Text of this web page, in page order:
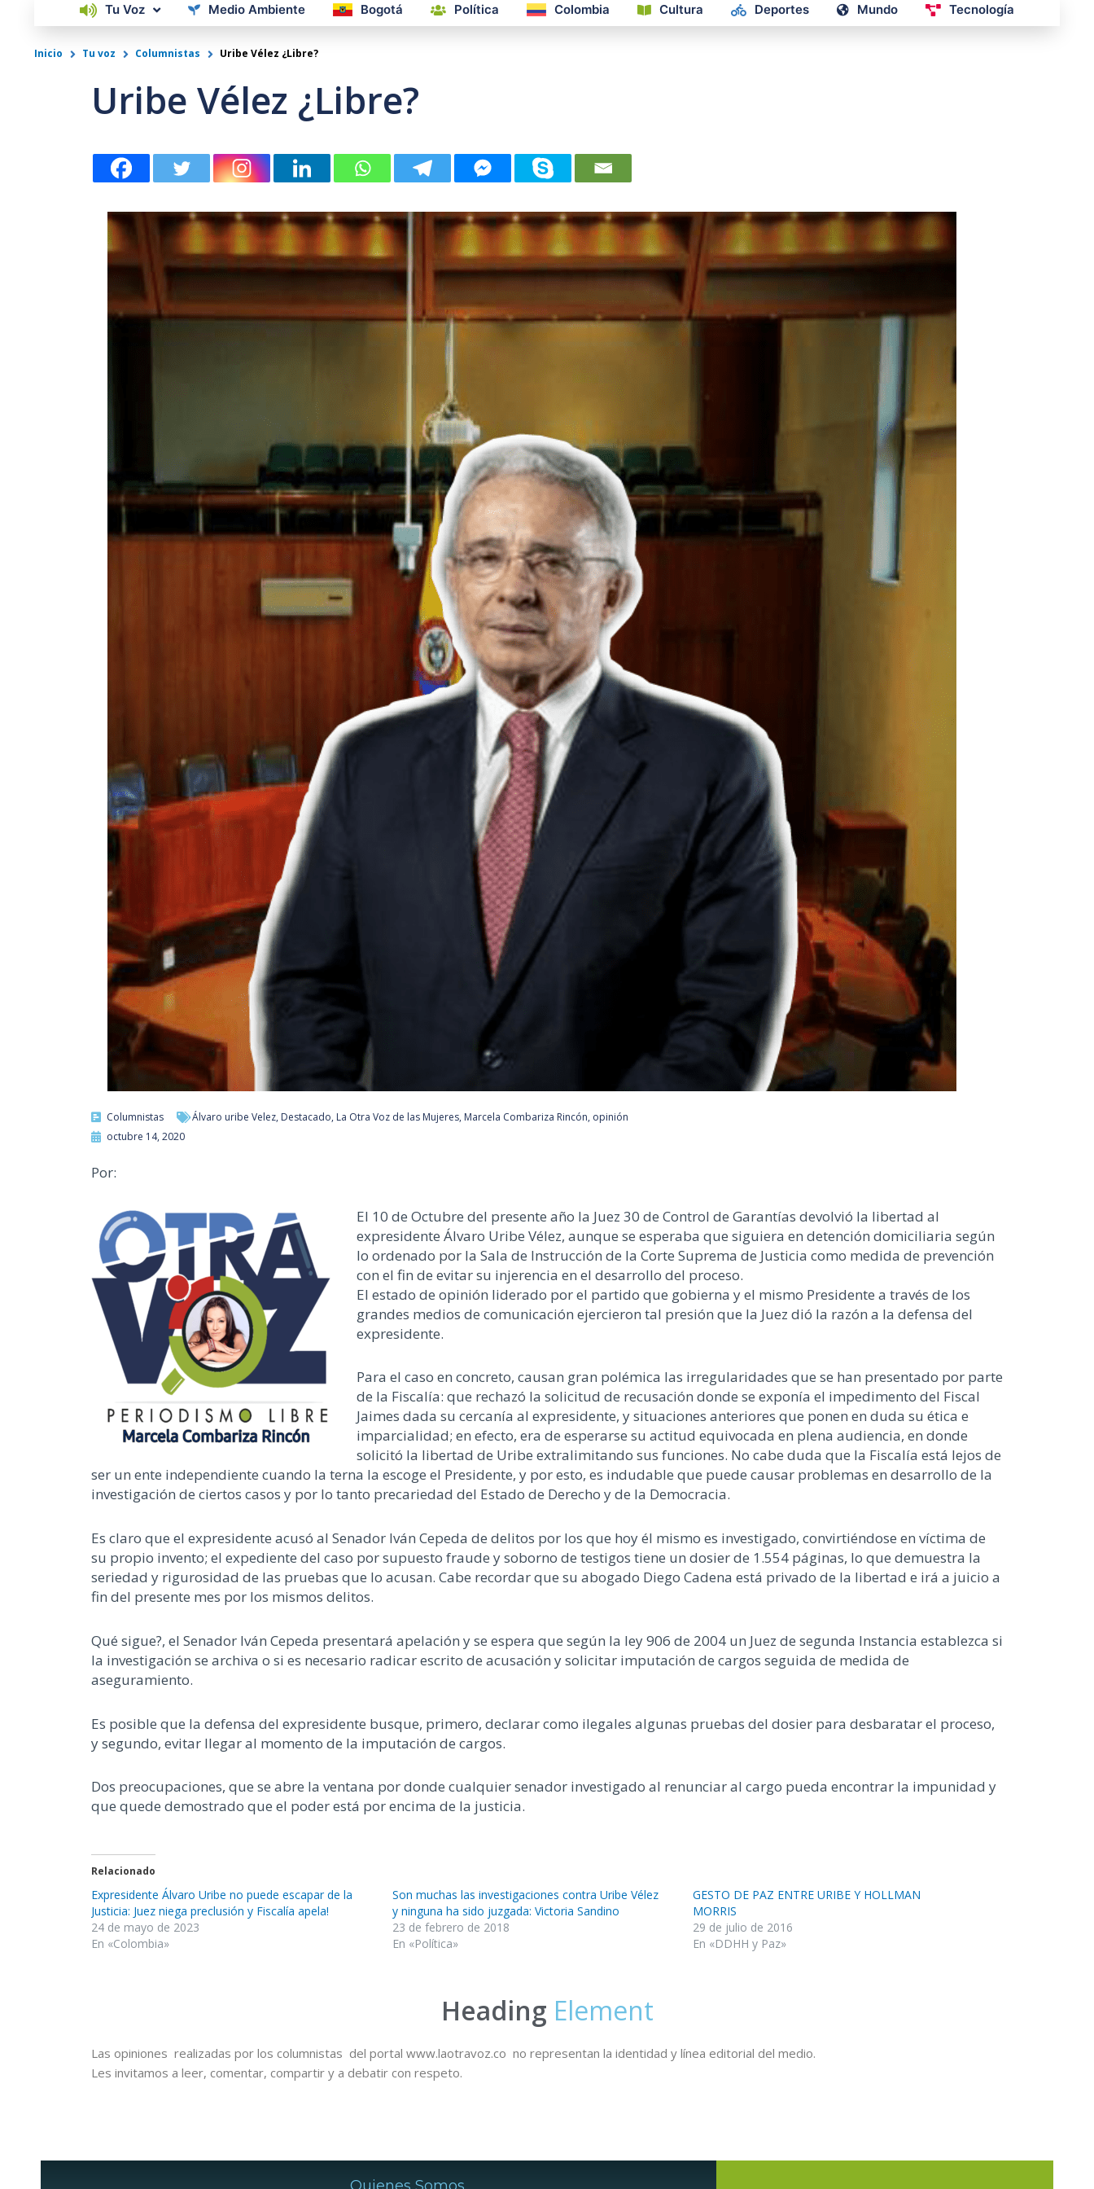
Tu Voz Medio Ambiente Bogotá Política Colombia Cultura Deportes Mundo Tecnología
Inicio Tu voz Columnistas Uribe Vélez ¿Libre?
Uribe Vélez ¿Libre?
Columnistas Álvaro uribe Velez, Destacado, La Otra Voz de las Mujeres, Marcela Combariza Rincón, opinión
octubre 14, 2020
Por:
El 10 de Octubre del presente año la Juez 30 de Control de Garantías devolvió la libertad al
expresidente Álvaro Uribe Vélez, aunque se esperaba que siguiera en detención domiciliaria según
lo ordenado por la Sala de Instrucción de la Corte Suprema de Justicia como medida de prevención
con el fin de evitar su injerencia en el desarrollo del proceso.
El estado de opinión liderado por el partido que gobierna y el mismo Presidente a través de los
grandes medios de comunicación ejercieron tal presión que la Juez dió la razón a la defensa del
expresidente.
Para el caso en concreto, causan gran polémica las irregularidades que se han presentado por parte
de la Fiscalía: que rechazó la solicitud de recusación donde se exponía el impedimento del Fiscal
Jaimes dada su cercanía al expresidente, y situaciones anteriores que ponen en duda su ética e
imparcialidad; en efecto, era de esperarse su actitud equivocada en plena audiencia, en donde
solicitó la libertad de Uribe extralimitando sus funciones. No cabe duda que la Fiscalía está lejos de
ser un ente independiente cuando la terna la escoge el Presidente, y por esto, es indudable que puede causar problemas en desarrollo de la
investigación de ciertos casos y por lo tanto precariedad del Estado de Derecho y de la Democracia.
Es claro que el expresidente acusó al Senador Iván Cepeda de delitos por los que hoy él mismo es investigado, convirtiéndose en víctima de
su propio invento; el expediente del caso por supuesto fraude y soborno de testigos tiene un dosier de 1.554 páginas, lo que demuestra la
seriedad y rigurosidad de las pruebas que lo acusan. Cabe recordar que su abogado Diego Cadena está privado de la libertad e irá a juicio a
fin del presente mes por los mismos delitos.
Qué sigue?, el Senador Iván Cepeda presentará apelación y se espera que según la ley 906 de 2004 un Juez de segunda Instancia establezca si
la investigación se archiva o si es necesario radicar escrito de acusación y solicitar imputación de cargos seguida de medida de
aseguramiento.
Es posible que la defensa del expresidente busque, primero, declarar como ilegales algunas pruebas del dosier para desbaratar el proceso,
y segundo, evitar llegar al momento de la imputación de cargos.
Dos preocupaciones, que se abre la ventana por donde cualquier senador investigado al renunciar al cargo pueda encontrar la impunidad y
que quede demostrado que el poder está por encima de la justicia.
Relacionado
Expresidente Álvaro Uribe no puede escapar de la
Justicia: Juez niega preclusión y Fiscalía apela!
24 de mayo de 2023
En «Colombia»
Son muchas las investigaciones contra Uribe Vélez
y ninguna ha sido juzgada: Victoria Sandino
23 de febrero de 2018
En «Política»
GESTO DE PAZ ENTRE URIBE Y HOLLMAN
MORRIS
29 de julio de 2016
En «DDHH y Paz»
Heading Element
Las opiniones realizadas por los columnistas del portal www.laotravoz.co no representan la identidad y línea editorial del medio.
Les invitamos a leer, comentar, compartir y a debatir con respeto.